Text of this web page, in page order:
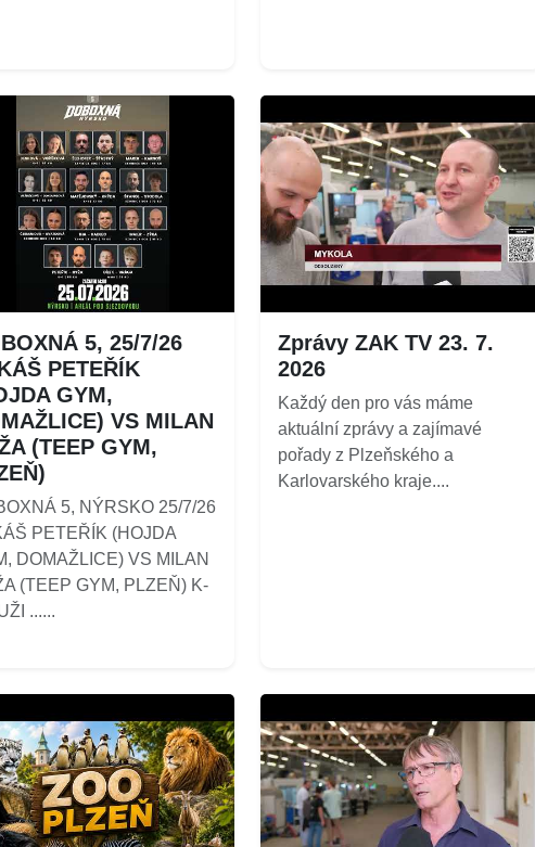
5, 25/7/26
PETEŘÍK
GYM,
VS MILAN
(TEEP GYM,
5, NÝRSKO 25/7/26
PETEŘÍK (HOJDA
DOMAŽLICE) VS MILAN
(TEEP GYM, PLZEŇ) K-
......
Zprávy ZAK TV 23. 7.
2026
Každý den pro vás máme
aktuální zprávy a zajímavé
pořady z Plzeňského a
Karlovarského kraje....